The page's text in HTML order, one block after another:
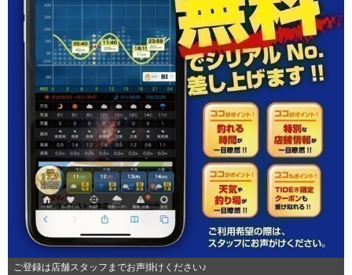
ご登録は店舗スタッフまでお声掛けください♪